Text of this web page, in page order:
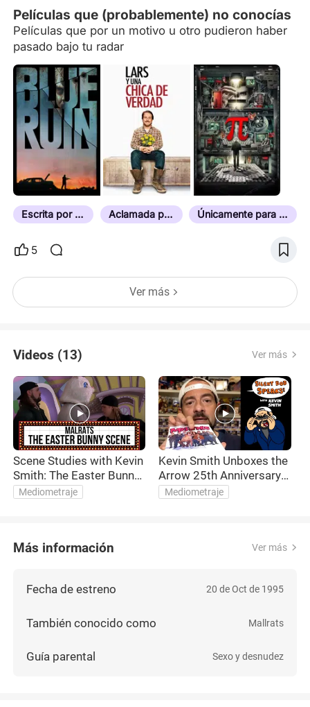
Películas que (probablemente) no conocías
Películas que por un motivo u otro pudieron haber
pasado bajo tu radar
Escrita por su Director Aclamada por la Crítica Únicamente para Público Adulto
5
Ver más
Videos (13) Ver más
Scene Studies with Kevin
Smith: The Easter Bunny
Scene
Mediometraje
Kevin Smith Unboxes the
Arrow 25th Anniversary
Mallrats Blu-Ray
Mediometraje
Más información Ver más
Fecha de estreno 20 de Oct de 1995
También conocido como Mallrats
Guía parental Sexo y desnudez